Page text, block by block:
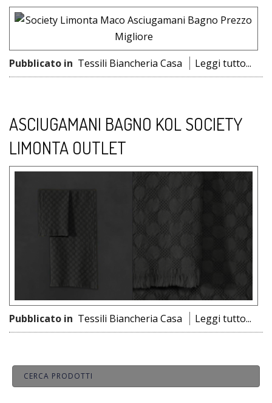
Pubblicato in Tessili Biancheria Casa Leggi tutto...
ASCIUGAMANI BAGNO KOL SOCIETY
LIMONTA OUTLET
Pubblicato in Tessili Biancheria Casa Leggi tutto...